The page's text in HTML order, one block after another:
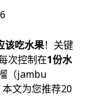
该吃水果！关键
次控制在1份水
（jambu
文为您推荐20